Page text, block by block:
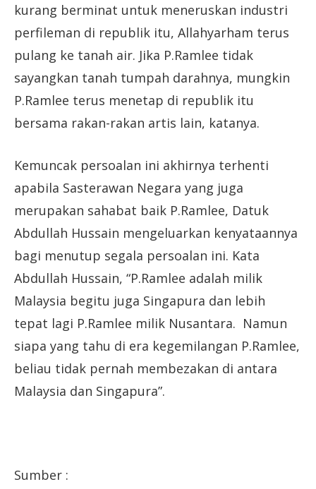
kurang berminat untuk meneruskan industri
perfileman di republik itu, Allahyarham terus
pulang ke tanah air. Jika P.Ramlee tidak
sayangkan tanah tumpah darahnya, mungkin
P.Ramlee terus menetap di republik itu
bersama rakan-rakan artis lain, katanya.
Kemuncak persoalan ini akhirnya terhenti
apabila Sasterawan Negara yang juga
merupakan sahabat baik P.Ramlee, Datuk
Abdullah Hussain mengeluarkan kenyataannya
bagi menutup segala persoalan ini. Kata
Abdullah Hussain, “P.Ramlee adalah milik
Malaysia begitu juga Singapura dan lebih
tepat lagi P.Ramlee milik Nusantara. Namun
siapa yang tahu di era kegemilangan P.Ramlee,
beliau tidak pernah membezakan di antara
Malaysia dan Singapura”.
Sumber :